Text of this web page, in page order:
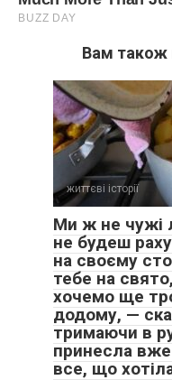
Вам також
життєві історії
Ми ж не чужі
не будеш
на своєму
тебе на
хочемо ще
додому, —
тримаючи в
принесла вже
все, що